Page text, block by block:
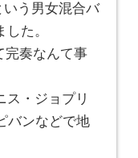
いう男女混合バ
た。
完奏なんて事
ス・ジョプリ
バンなどで地